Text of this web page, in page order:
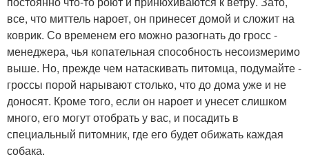
все, что миттель нароет, он принесет домой и сложит на
коврик. Со временем его можно разогнать до гросс -
менеджера, чья копательная способность несоизмеримо
выше. Но, прежде чем натаскивать питомца, подумайте -
гроссы порой нарывают столько, что до дома уже и не
доносят. Кроме того, если он нароет и унесет слишком
много, его могут отобрать у вас, и посадить в
специальный питомник, где его будет обижать каждая
собака.